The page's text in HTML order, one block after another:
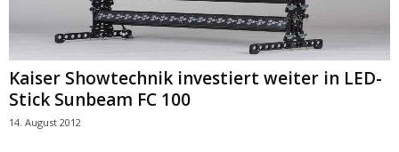
Kaiser Showtechnik investiert weiter in LED-
Stick Sunbeam FC 100
14. August 2012